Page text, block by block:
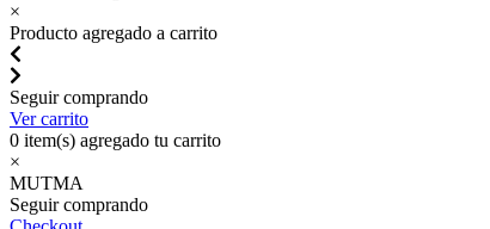
×
Producto agregado a carrito
Seguir comprando
Ver carrito
0 item(s) agregado tu carrito
×
MUTMA
Seguir comprando